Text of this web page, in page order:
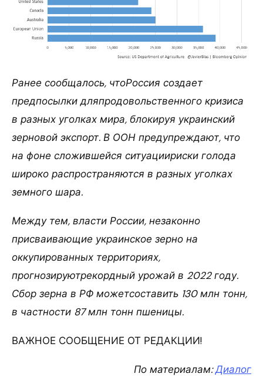
Ранее сообщалось, чтоРоссия создает
предпосылки дляпродовольственного кризиса
в разных уголках мира, блокируя украинский
зерновой экспорт. В ООН предупреждают, что
на фоне сложившейся ситуациириски голода
широко распространяются в разных уголках
земного шара.
Между тем, власти России, незаконно
присваивающие украинское зерно на
оккупированных территориях,
прогнозируютрекордный урожай в 2022 году.
Сбор зерна в РФ можетсоставить 130 млн тонн,
в частности 87 млн тонн пшеницы.
ВАЖНОЕ СООБЩЕНИЕ ОТ РЕДАКЦИИ!
По материалам:Диалог